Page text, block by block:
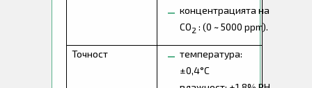
концентрацията на
CO2 : (0 ~ 5000 ppm).
Точност
температура:
±0,4°C